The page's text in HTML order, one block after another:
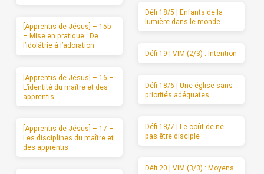
[Apprentis de Jésus] – 15b
– Mise en pratique : De
l’idolâtrie à l’adoration
[Apprentis de Jésus] – 16 –
L’identité du maître et des
apprentis
[Apprentis de Jésus] – 17 –
Les disciplines du maître et
des apprentis
Défi 18/5 | Enfants de la
lumière dans le monde
Défi 19 | VIM (2/3) : Intention
Défi 18/6 | Une église sans
priorités adéquates
Défi 18/7 | Le coût de ne
pas être disciple
Défi 20 | VIM (3/3) : Moyens